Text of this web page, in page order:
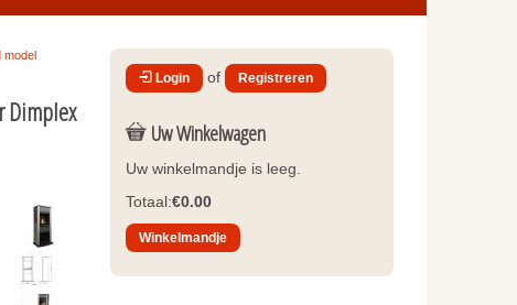
model
Dimplex
Login of Registreren
Uw Winkelwagen
Uw winkelmandje is leeg.
Totaal:€0.00
Winkelmandje